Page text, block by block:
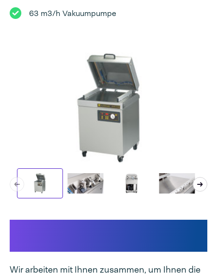
63 m3/h Vakuumpumpe
Wir arbeiten mit Ihnen zusammen, um Ihnen die